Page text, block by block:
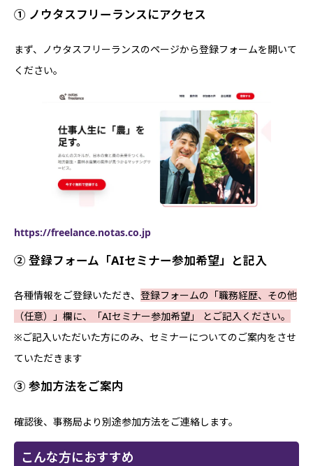
① ノウタスフリーランスにアクセス
まず、ノウタスフリーランスのページから登録フォームを開いて
ください。
https://freelance.notas.co.jp
② 登録フォーム「AIセミナー参加希望」と記入
各種情報をご登録いただき、 登録フォームの「職務経歴、その他
（任意）」欄に、「AIセミナー参加希望」 とご記入ください。
※ご記入いただいた方にのみ、セミナーについてのご案内をさせ
ていただきます
③ 参加方法をご案内
確認後、事務局より別途参加方法をご連絡します。
こんな方におすすめ